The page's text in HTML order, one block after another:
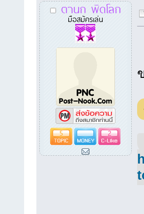
ตานก พิดโลก
มือสมัครเล่น
5 2